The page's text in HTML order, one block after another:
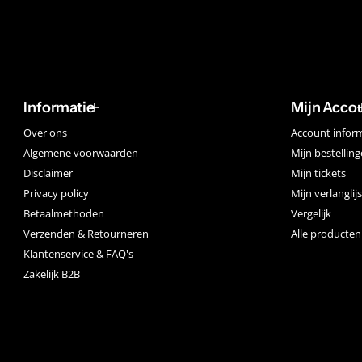
dimensie van zwemcomfort en stijl. Het is tijd om
water, voel je zelfverzekerd en maak indruk met de Bolas
Informatie
Over ons
Algemene voorwaarden
Disclaimer
Privacy policy
Betaalmethoden
Verzenden & Retourneren
Klantenservice & FAQ's
Zakelijk B2B
Mijn
Account
Mijn
Mijn tickets
Mijn
Vergelijk
Alle producten